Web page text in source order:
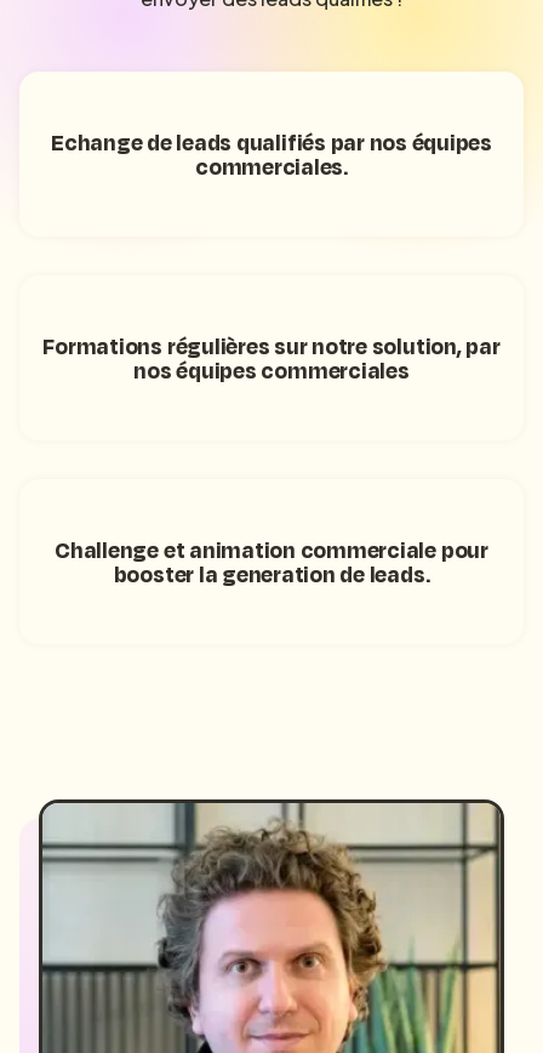
Echange de leads qualifiés par nos équipes
commerciales.
Formations régulières sur notre solution, par
nos équipes commerciales
Challenge et animation commerciale pour
booster la generation de leads.